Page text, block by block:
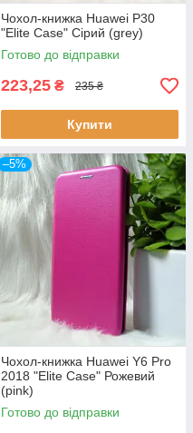
Чохол-книжка Huawei P30
"Elite Case" Сірий (grey)
Готово до відправки
223,25 ₴ 235 ₴
Купити
–5%
Чохол-книжка Huawei Y6 Pro
2018 "Elite Case" Рожевий
(pink)
Готово до відправки